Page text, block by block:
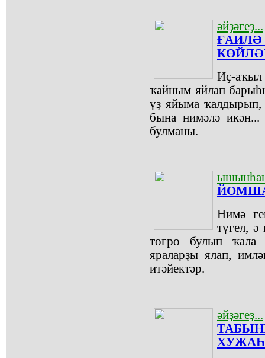
әйҙәгеҙ...
Иҫ-
ҡайным яйлап
үҙ яйыма ҡалдырып,
бына нимәлә
булманы.
Нимә
түгел,
тоғро булып
яраларҙы ялап,
итәйектәр.
әйҙәгеҙ...